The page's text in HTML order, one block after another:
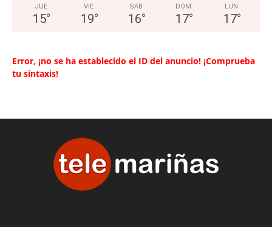
JUE
15°
VIE
19°
SAB
16°
DOM
17°
LUN
17°
Error, ¡no se ha establecido el ID del anuncio! ¡Comprueba
tu sintaxis!